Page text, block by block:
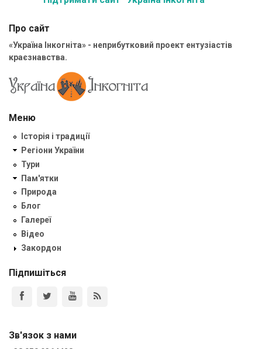
Про сайт
«Україна Інкогніта» - неприбутковий проект ентузіастів
краєзнавства.
Меню
Історія і традиції
Регіони України
Тури
Пам'ятки
Природа
Блог
Галереї
Відео
Закордон
Підпишіться
Зв'язок з нами